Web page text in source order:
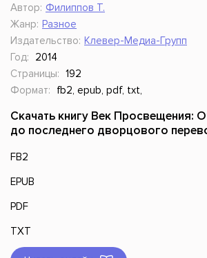
Автор: Филиппов Т.
Жанр: Разное
Издательство: Клевер-Медиа-Групп
Год:
2014
Страницы: 192
Формат:
fb2, epub, pdf, txt,
Скачать книгу Век Просвещения:
до последнего дворцового
FB2
EPUB
PDF
TXT